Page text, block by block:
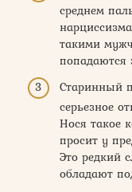
среднем
такими
попадаются
Старинный
серьезное
Нося такое
просит у
Это редкий
обладают